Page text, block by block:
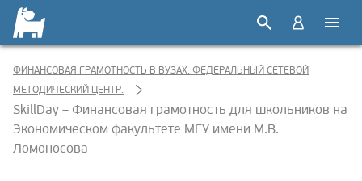
ФИНАНСОВАЯ ГРАМОТНОСТЬ В ВУЗАХ. ФЕДЕРАЛЬНЫЙ СЕТЕВОЙ
МЕТОДИЧЕСКИЙ ЦЕНТР.
SkillDay – Финансовая грамотность для школьников на
Экономическом факультете МГУ имени М.В.
Ломоносова